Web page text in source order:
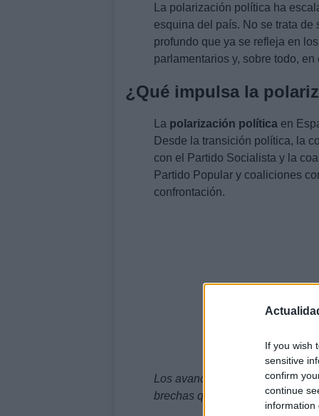
If you wish
sensitive
confirm
continue
information
La polarización política ha
esquina del país. No se trata
profundo que ya se refleja en
parlamentarios y, sobre todo,
¿Qué impulsa la
La polarización política en
Desde la transición política, la
con el Partido Socialista y la
Partido Popular y coaliciones
confrontación.
Los avances en la economía,
brechas que se traducen en